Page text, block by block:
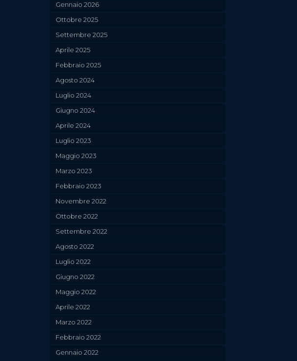
Gennaio 2026
Ottobre 2025
Settembre 2025
Aprile 2025
Febbraio 2025
Agosto 2024
Luglio 2024
Giugno 2024
Aprile 2024
Luglio 2023
Maggio 2023
Marzo 2023
Febbraio 2023
Novembre 2022
Ottobre 2022
Settembre 2022
Agosto 2022
Luglio 2022
Giugno 2022
Maggio 2022
Aprile 2022
Marzo 2022
Febbraio 2022
Gennaio 2022